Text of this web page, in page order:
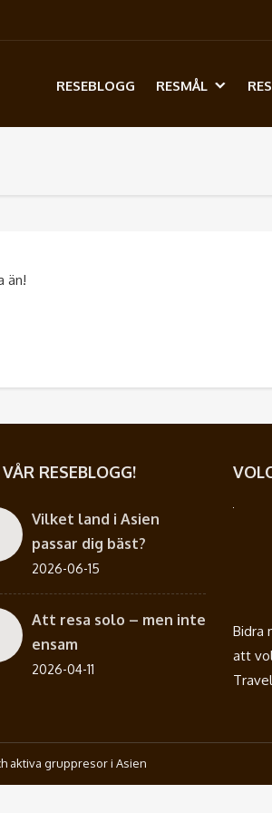
RESEBLOGG RESMÅL
än!
RESEBLOGG!
Vilket land i Asien
passar dig bäst?
2026-06-15
Att resa solo – men inte
ensam
2026-04-11
Bidra
att
aktiva gruppresor i Asien